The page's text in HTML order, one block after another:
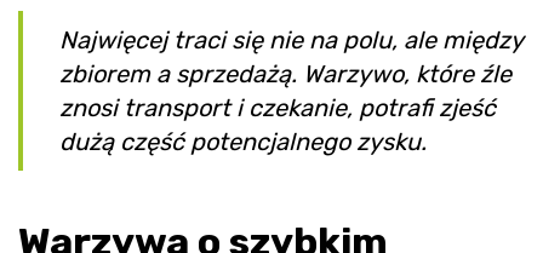
Najwięcej traci się nie na polu, ale między
zbiorem a sprzedażą. Warzywo, które źle
znosi transport i czekanie, potrafi zjeść
dużą część potencjalnego zysku.
Warzywa o szybkim